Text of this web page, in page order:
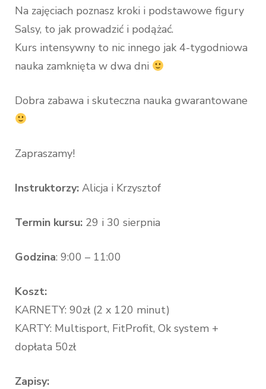
Na zajęciach poznasz kroki i podstawowe figury
Salsy, to jak prowadzić i podążać.
Kurs intensywny to nic innego jak 4-tygodniowa
nauka zamknięta w dwa dni
Dobra zabawa i skuteczna nauka gwarantowane
Zapraszamy!
Instruktorzy: Alicja i Krzysztof
Termin kursu: 29 i 30 sierpnia
Godzina: 9:00 – 11:00
Koszt:
KARNETY: 90zł (2 x 120 minut)
KARTY: Multisport, FitProfit, Ok system +
dopłata 50zł
Zapisy: